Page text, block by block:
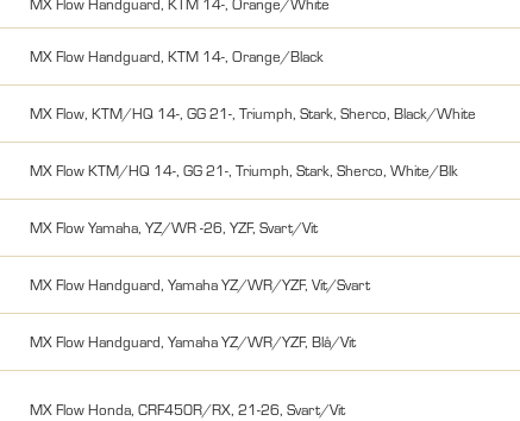
MX Flow Handguard, KTM 14-, Orange/Black
MX Flow, KTM/HQ 14-, GG 21-, Triumph, Stark, Sherco, Black/White
MX Flow KTM/HQ 14-, GG 21-, Triumph, Stark, Sherco, White/Blk
MX Flow Yamaha, YZ/WR -26, YZF, Svart/Vit
MX Flow Handguard, Yamaha YZ/WR/YZF, Vit/Svart
MX Flow Handguard, Yamaha YZ/WR/YZF, Blå/Vit
MX Flow Honda, CRF450R/RX, 21-26, Svart/Vit